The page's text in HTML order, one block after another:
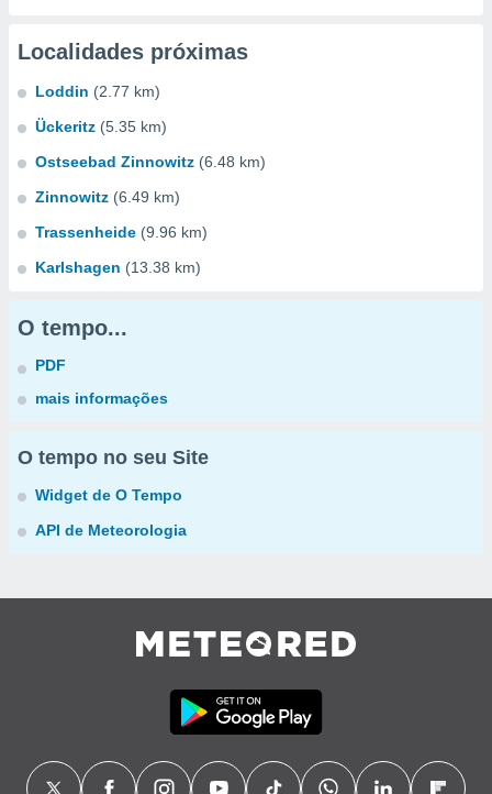
Localidades próximas
Loddin (2.77 km)
Ückeritz (5.35 km)
Ostseebad Zinnowitz (6.48 km)
Zinnowitz (6.49 km)
Trassenheide (9.96 km)
Karlshagen (13.38 km)
O tempo...
PDF
mais informações
O tempo no seu Site
Widget de O Tempo
API de Meteorologia